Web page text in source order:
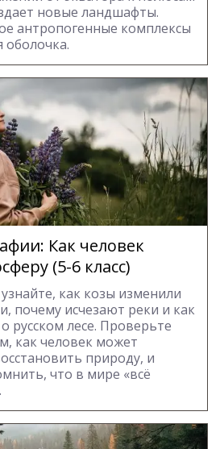
новые ландшафты.
антропогенные комплексы
оболочка.
Как человек
(5-6 класс)
как козы изменили
почему исчезают реки и как
русском лесе. Проверьте
как человек может
природу, и
что в мире «всё